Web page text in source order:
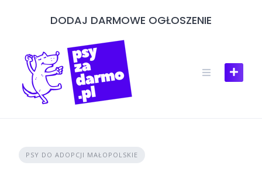
DODAJ DARMOWE OGŁOSZENIE
PSY DO ADOPCJI MAŁOPOLSKIE